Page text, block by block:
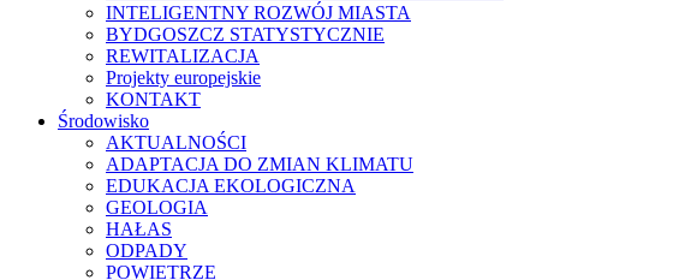
INTELIGENTNY ROZWÓJ MIASTA
BYDGOSZCZ STATYSTYCZNIE
REWITALIZACJA
Projekty europejskie
KONTAKT
Środowisko
AKTUALNOŚCI
ADAPTACJA DO ZMIAN KLIMATU
EDUKACJA EKOLOGICZNA
GEOLOGIA
HAŁAS
ODPADY
POWIETRZE